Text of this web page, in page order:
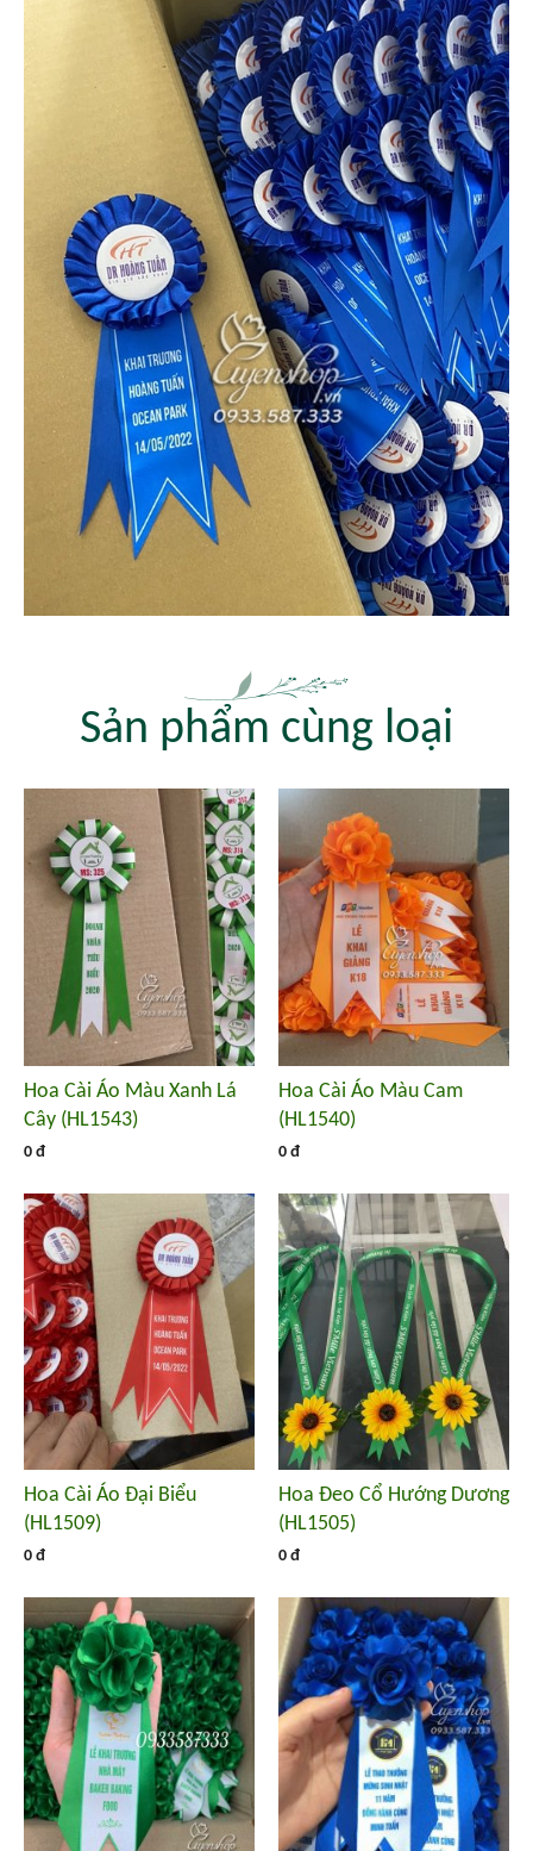
Sản phẩm cùng loại
Hoa Cài Áo Màu Xanh Lá
Cây (HL1543)
0 đ
Hoa Cài Áo Màu Cam
(HL1540)
0 đ
Hoa Cài Áo Đại Biểu
(HL1509)
0 đ
Hoa Đeo Cổ Hướng Dương
(HL1505)
0 đ